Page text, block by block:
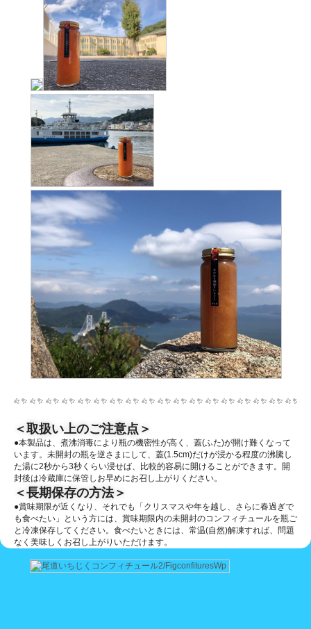
＜取扱い上のご注意点＞
●本製品は、煮沸消毒により瓶の機密性が高く、蓋(ふた)が開け難くなって
います。未開封の瓶を逆さまにして、蓋(1.5cm)だけが浸かる程度の沸騰し
た湯に2秒から3秒くらい浸せば、比較的容易に開けることができます。開
封後は冷蔵庫に保管しお早めにお召し上がりください。
＜長期保存の方法＞
●賞味期限が近くなり、それでも「クリスマスや年を越し、さらに春過ぎで
も食べたい」という方には、賞味期限内の未開封のコンフィチュールを瓶ご
と冷凍保存してください。食べたいときには、常温(自然)解凍すれば、問題
なく美味しくお召し上がりいただけます。